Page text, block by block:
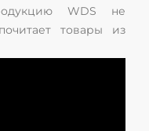
WDS не
товары из